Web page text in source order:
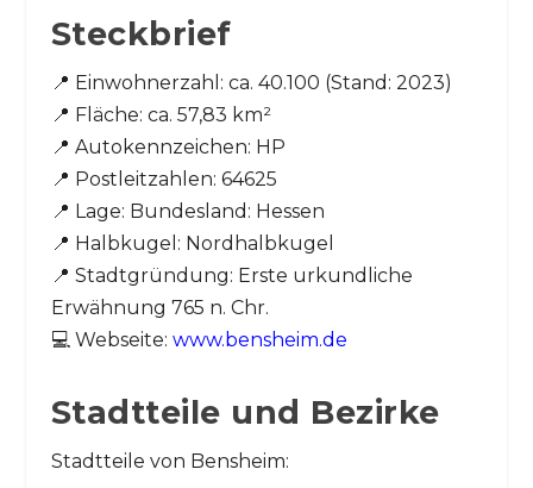
Steckbrief
📍 Einwohnerzahl: ca. 40.100 (Stand: 2023)
📍 Fläche: ca. 57,83 km²
📍 Autokennzeichen: HP
📍 Postleitzahlen: 64625
📍 Lage: Bundesland: Hessen
📍 Halbkugel: Nordhalbkugel
📍 Stadtgründung: Erste urkundliche
Erwähnung 765 n. Chr.
💻 Webseite: www.bensheim.de
Stadtteile und Bezirke
Stadtteile von Bensheim: